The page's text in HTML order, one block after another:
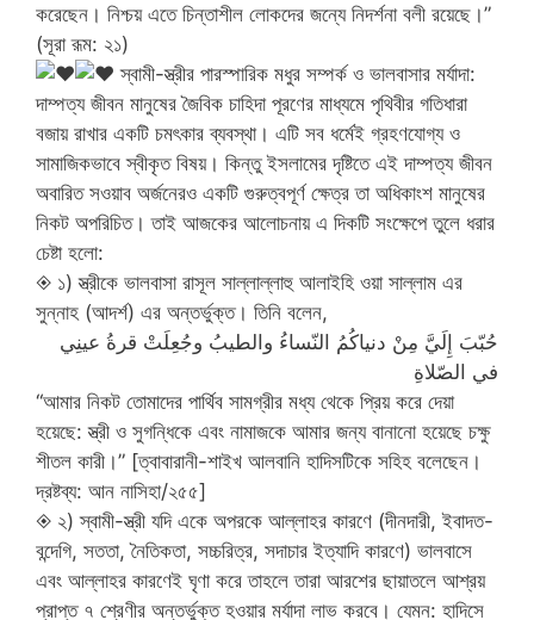
করেছেন। নিশ্চয় এতে চিন্তাশীল লোকদের জন্যে নিদর্শনা বলী রয়েছে।”
(সূরা রূম: ২১)
স্বামী-স্ত্রীর পারস্পারিক মধুর সম্পর্ক ও ভালবাসার মর্যাদা:
দাম্পত্য জীবন মানুষের জৈবিক চাহিদা পূরণের মাধ্যমে পৃথিবীর গতিধারা
বজায় রাখার একটি চমৎকার ব্যবস্থা। এটি সব ধর্মেই গ্রহণযোগ্য ও
সামাজিকভাবে স্বীকৃত বিষয়। কিন্তু ইসলামের দৃষ্টিতে এই দাম্পত্য জীবন
অবারিত সওয়াব অর্জনেরও একটি গুরুত্বপূর্ণ ক্ষেত্র তা অধিকাংশ মানুষের
নিকট অপরিচিত। তাই আজকের আলোচনায় এ দিকটি সংক্ষেপে তুলে ধরার
চেষ্টা হলো:
◈ ১) স্ত্রীকে ভালবাসা রাসূল সাল্লাল্লাহু আলাইহি ওয়া সাল্লাম এর
সুন্নাহ (আদর্শ) এর অন্তর্ভুক্ত। তিনি বলেন,
حُبّبَ إِلَيَّ مِنْ دنياكُمُ النّساءُ والطيبُ وجُعِلَتْ قرةُ عينِي
في الصّلاةِ
“আমার নিকট তোমাদের পার্থিব সামগ্রীর মধ্য থেকে প্রিয় করে দেয়া
হয়েছে: স্ত্রী ও সুগন্ধিকে এবং নামাজকে আমার জন্য বানানো হয়েছে চক্ষু
শীতল কারী।” [ত্বাবারানী-শাইখ আলবানি হাদিসটিকে সহিহ বলেছেন।
দ্রষ্টব্য: আন নাসিহা/২৫৫]
◈ ২) স্বামী-স্ত্রী যদি একে অপরকে আল্লাহর কারণে (দীনদারী, ইবাদত-
বন্দেগি, সততা, নৈতিকতা, সচ্চরিত্র, সদাচার ইত্যাদি কারণে) ভালবাসে
এবং আল্লাহর কারণেই ঘৃণা করে তাহলে তারা আরশের ছায়াতলে আশ্রয়
প্রাপ্ত ৭ শ্রেণীর অন্তর্ভুক্ত হওয়ার মর্যাদা লাভ করবে। যেমন: হাদিসে